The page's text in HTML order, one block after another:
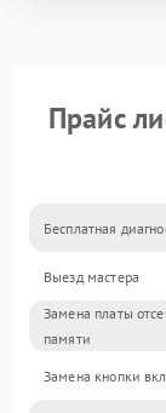
Прайс
Бесплатная
Выезд мастера
Замена платы
памяти
Замена кнопки